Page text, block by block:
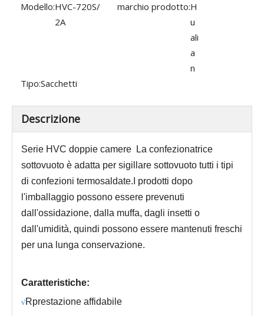
Modello:HVC-720S/
2A
marchio prodotto:H
u
ali
a
n
Tipo:Sacchetti
Descrizione
Serie HVC doppie camere
La confezionatrice
sottovuoto è adatta per sigillare sottovuoto tutti i tipi
di confezioni termosaldate.I prodotti dopo
l'imballaggio possono essere prevenuti
dall'ossidazione, dalla muffa, dagli insetti o
dall'umidità, quindi possono essere mantenuti freschi
per una lunga conservazione.
Caratteristiche:
√Rprestazione affidabile